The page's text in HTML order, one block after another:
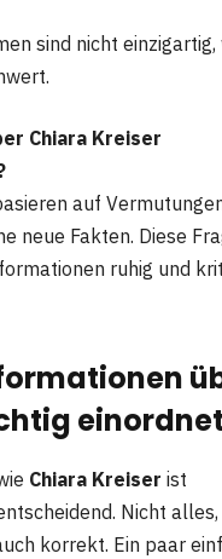
sind nicht einzigartig,
Chiara Kreiser
auf
neue Fakten. Diese
ruhig und
einordnet
Chiara Kreiser ist
Nicht
korrekt. Ein paar